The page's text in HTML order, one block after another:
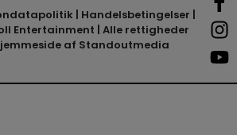
| Handelsbetingelser |
Entertainment | Alle rettigheder
af Standoutmedia